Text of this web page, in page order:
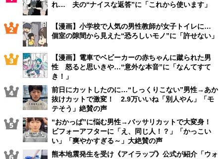
れ… 夫の“ナイスな返答”に「これから使います」
【漫画】小学校で人気の男性教師が女子トイレに…
個室の隙間から見えた“恐ろしいモノ”に「許せない」
【漫画】電車でベビーカーの赤ちゃんに蹴られた男
性 怒ると思いきや…“意外な本音”に「なんてすて
き！」
前日にカットしたのに…“しっくりこない”男性→あか
抜けカットで激変！ 2.9万いいね「別人やん」「モ
テそう」絶賛の声
“おかっぱ”に悩む男性→バッサリカットで大変身！
ビフォーアフターに「え、同じ人！？」「かっこい
い」「爽やかすぎる～」大絶賛の声
熊本地震発生を受け《アイラップ》公式が紹介「ウォ